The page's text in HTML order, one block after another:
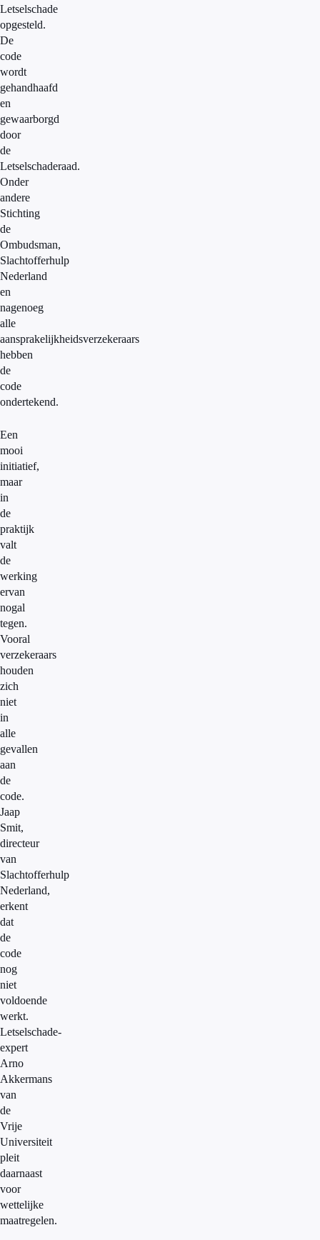
Letselschade
opgesteld.
De
code
wordt
gehandhaafd
en
gewaarborgd
door
de
Letselschaderaad.
Onder
andere
Stichting
de
Ombudsman,
Slachtofferhulp
Nederland
en
nagenoeg
alle
aansprakelijkheidsverzekeraars
hebben
de
code
ondertekend.
Een
mooi
initiatief,
maar
in
de
praktijk
valt
de
werking
ervan
nogal
tegen.
Vooral
verzekeraars
houden
zich
niet
in
alle
gevallen
aan
de
code.
Jaap
Smit,
directeur
van
Slachtofferhulp
Nederland,
erkent
dat
de
code
nog
niet
voldoende
werkt.
Letselschade-
expert
Arno
Akkermans
van
de
Vrije
Universiteit
pleit
daarnaast
voor
wettelijke
maatregelen.